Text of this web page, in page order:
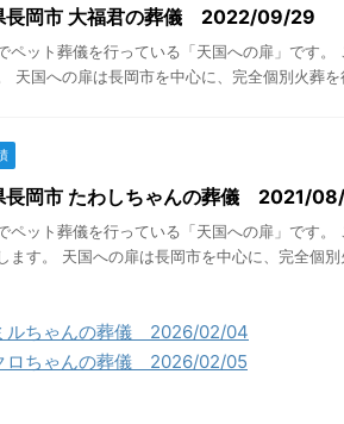
長岡市 大福君の葬儀 2022/09/29
ペット葬儀を行っている「天国への扉」です
天国への扉は長岡市を中心に、完全個別火葬
長岡市 たわしちゃんの葬儀 2021/
ペット葬儀を行っている「天国への扉」です
ます。 天国への扉は長岡市を中心に、完全個
ルちゃんの葬儀 2026/02/04
ロちゃんの葬儀 2026/02/05